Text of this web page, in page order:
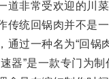
非常受欢迎的川菜
统回锅肉并不是一
过一种名为“回锅肉
”是一款专门为制